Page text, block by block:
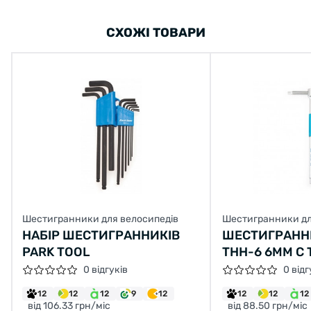
СХОЖІ ТОВАРИ
Шестигранники для велосипедів
НАБІР ШЕСТИГРАННИКІВ
PARK TOOL
0 відгуків
12 12 12 9 12
від 106.33 грн/міс
Шестигранники
THH-6 6ММ
РУЧКОЙ
0
12 12 12
від 88.50 грн/міс